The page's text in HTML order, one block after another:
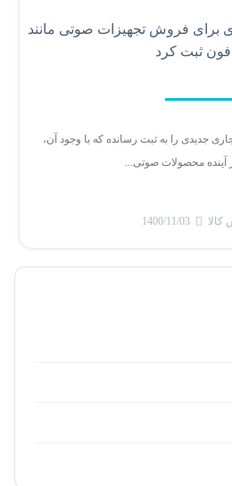
برای فروش تجهیزات صوتی مانند
ثبت کرد
جدیدی را به ثبت رسانده که با وجود آن،
آینده محصولات صوتی...
کالا 1400/11/03